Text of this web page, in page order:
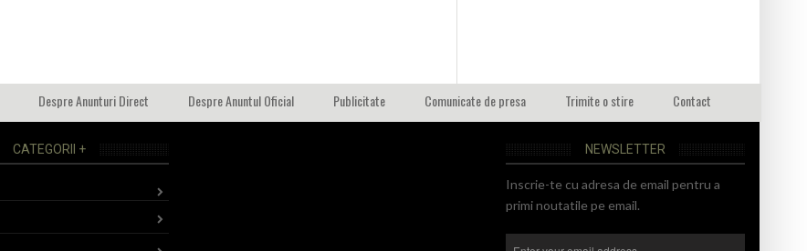
Despre Anunturi Direct Despre Anuntul Oficial Publicitate Comunicate de presa Trimite o stire Contact
CATEGORII + NEWSLETTER
Inscrie-te cu adresa de email pentru a
primi noutatile pe email.